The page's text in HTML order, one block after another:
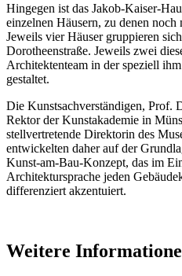
Hingegen ist das Jakob-Kaiser-
einzelnen Häusern, zu denen noch
Jeweils vier Häuser gruppieren
Dorotheenstraße. Jeweils zwei
Architektenteam in der speziell
gestaltet.
Die Kunstsachverständigen, Prof.
Rektor der Kunstakademie in
stellvertretende Direktorin des
entwickelten daher auf der
Kunst-am-Bau-Konzept, das im
Architektursprache jeden
differenziert akzentuiert.
Weitere